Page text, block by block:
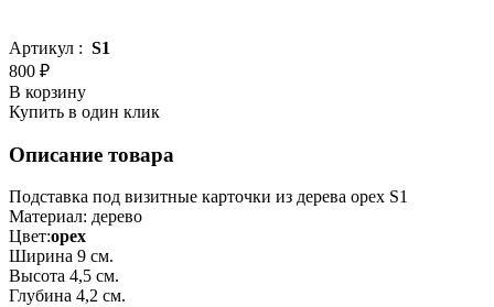
Артикул : S1
800 ₽
В корзину
Купить в один клик
Описание товара
Подставка под визитные карточки из дерева орех S1
Материал: дерево
Цвет:орех
Ширина 9 см.
Высота 4,5 см.
Глубина 4,2 см.